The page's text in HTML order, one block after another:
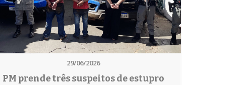
29/06/2026
PM prende três suspeitos de estupro